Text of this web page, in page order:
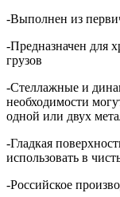
-Выполнен из
-Предназначен для
грузов
-Стеллажные и
необходимости
одной или двух
-Гладкая
использовать в
-Российское